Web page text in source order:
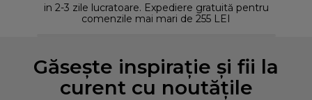
in 2-3 zile lucratoare. Expediere gratuită pentru
comenzile mai mari de 255 LEI
Găsește inspirație și fii la
curent cu noutățile